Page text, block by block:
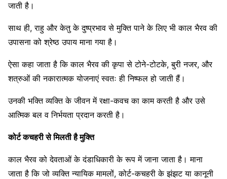
जाती है।
साथ ही, राहु और केतु के दुष्प्रभाव से मुक्ति पाने के लिए भी काल भैरव की
उपासना को श्रेष्ठ उपाय माना गया है।
ऐसा कहा जाता है कि काल भैरव की कृपा से टोने-टोटके, बुरी नजर, और
शत्रुओं की नकारात्मक योजनाएं स्वतः ही निष्फल हो जाती हैं।
उनकी भक्ति व्यक्ति के जीवन में रक्षा-कवच का काम करती है और उसे
आत्मिक बल व निर्भयता प्रदान करती है।
कोर्ट कचहरी से मिलती है मुक्ति
काल भैरव को देवताओं के दंडाधिकारी के रूप में जाना जाता है। माना
जाता है कि जो व्यक्ति न्यायिक मामलों, कोर्ट-कचहरी के झंझट या कानूनी